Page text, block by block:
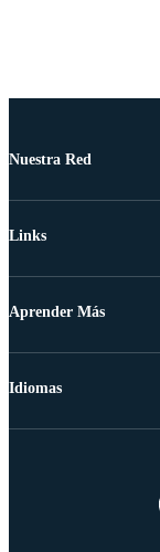
Nuestra Red
Links
Aprender Más
Idiomas